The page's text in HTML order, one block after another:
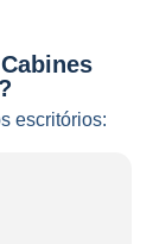
escritórios: